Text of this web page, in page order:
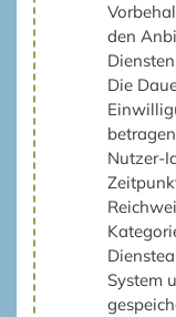
den
Die
Nutzer-
System